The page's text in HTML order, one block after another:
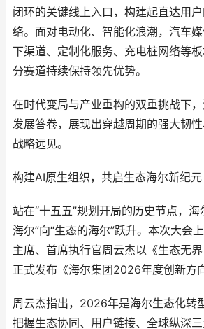
闭环的关键线上入口，构建起直达用
络。面对电动化、智能化浪潮，汽车
下渠道、定制化服务、充电桩网络等
分赛道持续保持领先优势。
在时代变局与产业重构的双重挑战下
发展答卷，展现出穿越周期的强大韧
战略远见。
构建AI原生组织，共启生态海尔新纪元
站在“十五五”规划开局的历史节点，海
海尔”向“生态的海尔”跃升。本次大会
主席、首席执行官周云杰以《生态无界
正式发布《海尔集团2026年度创新方
周云杰指出，2026年是海尔生态化转
把握生态协同、用户链接、全球纵深